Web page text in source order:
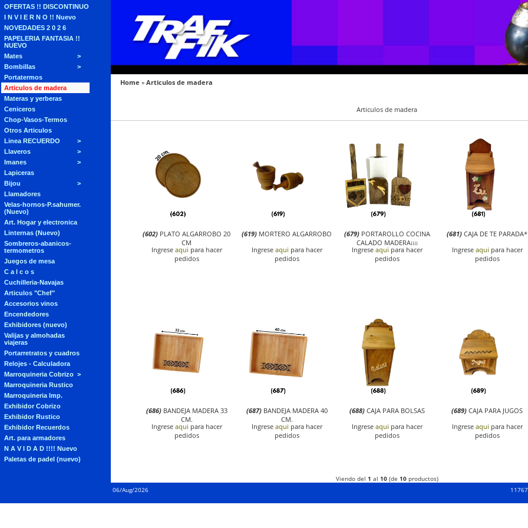
OFERTAS !! DISCONTINUO
I N V I E R N O !! Nuevo
NOVEDADES 2 0 2 6
PAPELERIA FANTASIA !!
NUEVO
Mates
Bombillas
Portatermos
Articulos de madera
Materas y yerberas
Ceniceros
Chop-Vasos-Termos
Otros Articulos
Linea RECUERDO
Llaveros
Imanes
Lapiceras
Bijou
Llamadores
Velas-hornos-P.sahumer.
(Nuevo)
Art. Hogar y electronica
Linternas (Nuevo)
Sombreros-abanicos-
termometros
Juegos de mesa
C a l c o s
Cuchilleria-Navajas
Articulos "Chef"
Accesorios vinos
Encendedores
Exhibidores (nuevo)
Valijas y almohadas
viajeras
Portarretratos y cuadros
Relojes - Calculadora
Marroquineria Cobrizo
Marroquineria Rustico
Marroquineria Imp.
Exhibidor Cobrizo
Exhibidor Rustico
Exhibidor Recuerdos
Art. para armadores
N A V I D A D !!!! Nuevo
Paletas de padel (nuevo)
Home » Articulos de madera
Articulos de madera
(602) PLATO ALGARROBO 20
CM
Ingrese aqui para hacer
pedidos
(619) MORTERO ALGARROBO
Ingrese aqui para hacer
pedidos
(679) PORTAROLLO COCINA
CALADO MADERA¡¡¡¡
Ingrese aqui para hacer
pedidos
(681) CAJA DE TE PARADA*
Ingrese aqui para hacer
pedidos
(686) BANDEJA MADERA 33
CM.
Ingrese aqui para hacer
pedidos
(687) BANDEJA MADERA 40
CM.
Ingrese aqui para hacer
pedidos
(688) CAJA PARA BOLSAS
Ingrese aqui para hacer
pedidos
(689) CAJA PARA JUGOS
Ingrese aqui para hacer
pedidos
Viendo del 1 al 10(de 10productos)
06/Aug/2026